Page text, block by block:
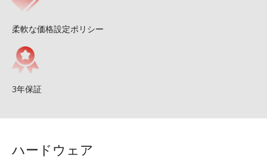
柔軟な価格設定ポリシー
3年保証
ハードウェア